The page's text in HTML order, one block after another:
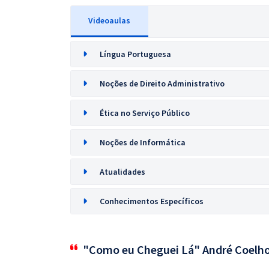
Videoaulas
Língua Portuguesa
Noções de Direito Administrativo
Ética no Serviço Público
Noções de Informática
Atualidades
Conhecimentos Específicos
"Como eu Cheguei Lá" André